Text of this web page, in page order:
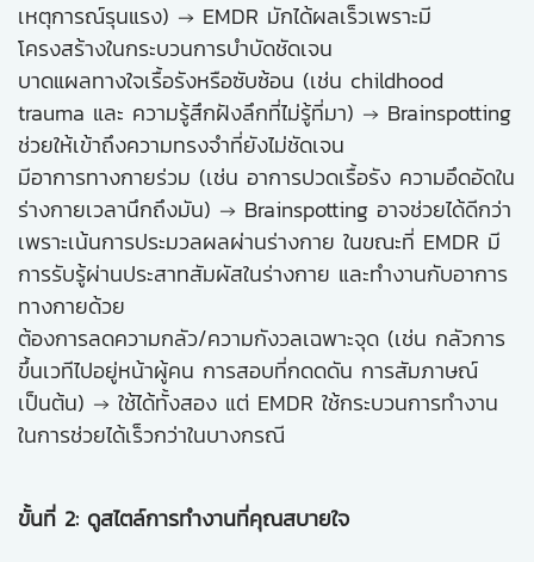
เหตุการณ์รุนแรง) → EMDR มักได้ผลเร็วเพราะมี
โครงสร้างในกระบวนการบำบัดชัดเจน
บาดแผลทางใจเรื้อรังหรือซับซ้อน (เช่น childhood
trauma และ ความรู้สึกฝังลึกที่ไม่รู้ที่มา) → Brainspotting
ช่วยให้เข้าถึงความทรงจำที่ยังไม่ชัดเจน
มีอาการทางกายร่วม (เช่น อาการปวดเรื้อรัง ความอึดอัดใน
ร่างกายเวลานึกถึงมัน) → Brainspotting อาจช่วยได้ดีกว่า
เพราะเน้นการประมวลผลผ่านร่างกาย ในขณะที่ EMDR มี
การรับรู้ผ่านประสาทสัมผัสในร่างกาย และทำงานกับอาการ
ทางกายด้วย
ต้องการลดความกลัว/ความกังวลเฉพาะจุด (เช่น กลัวการ
ขึ้นเวทีไปอยู่หน้าผู้คน การสอบที่กดดดัน การสัมภาษณ์
เป็นต้น) → ใช้ได้ทั้งสอง แต่ EMDR ใช้กระบวนการทำงาน
ในการช่วยได้เร็วกว่าในบางกรณี
ขั้นที่ 2: ดูสไตล์การทำงานที่คุณสบายใจ